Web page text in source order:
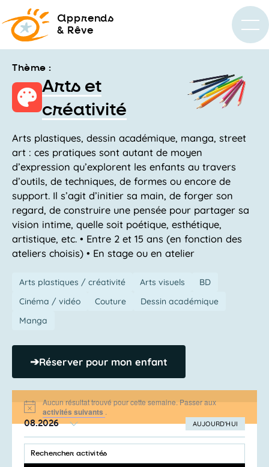
apprends
& Rêve
Thème :
Arts et
créativité
Arts plastiques, dessin académique, manga, street
art : ces pratiques sont autant de moyen
d’expression qu’explorent les enfants au travers
d’outils, de techniques, de formes ou encore de
support. Il s’agit d’initier sa main, de forger son
regard, de construire une pensée pour partager sa
vision intime, quelle soit poétique, esthétique,
artistique, etc. • Entre 2 et 15 ans (en fonction des
ateliers choisis) • En stage ou en atelier
Arts plastiques / créativité Arts visuels
BD
Cinéma / vidéo
Couture
Dessin académique
Manga
➔Réserver pour mon enfant
Notice
Aucun résultat trouvé pour cette semaine. Passer aux
activités suivants .
AUJOURD’HUI
08.2026
LA
DATE
Recherche
et
SAISIR
MOT-